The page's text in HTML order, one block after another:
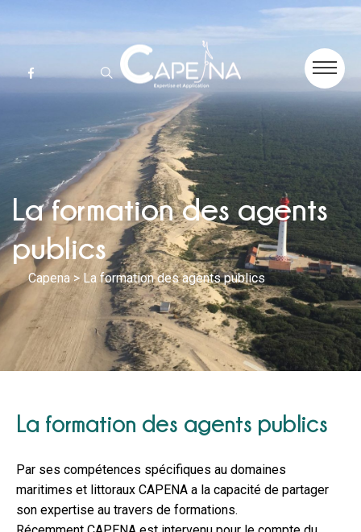
La formation des agents
publics
Capena > La formation des agents publics
La formation des agents publics
Par ses compétences spécifiques au domaines
maritimes et littoraux CAPENA a la capacité de partager
son expertise au travers de formations.